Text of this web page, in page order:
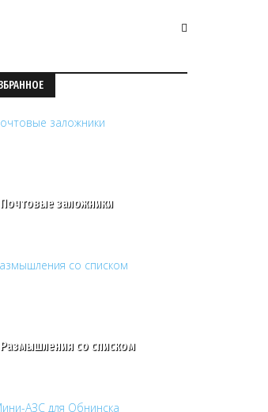
Почтовые заложники
Размышления со списком